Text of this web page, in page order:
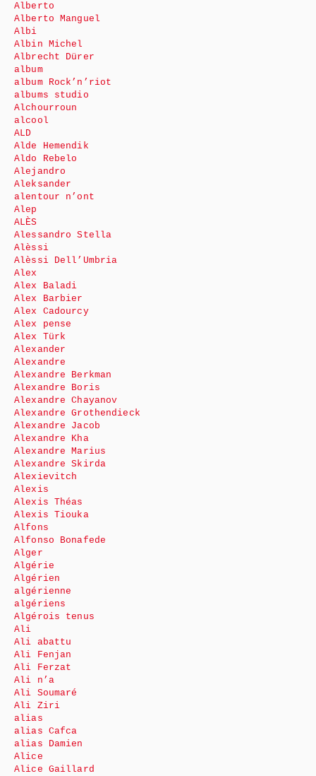
Alberto
Alberto Manguel
Albi
Albin Michel
Albrecht Dürer
album
album Rock’n’riot
albums studio
Alchourroun
alcool
ALD
Alde Hemendik
Aldo Rebelo
Alejandro
Aleksander
alentour n’ont
Alep
ALÈS
Alessandro Stella
Alèssi
Alèssi Dell’Umbria
Alex
Alex Baladi
Alex Barbier
Alex Cadourcy
Alex pense
Alex Türk
Alexander
Alexandre
Alexandre Berkman
Alexandre Boris
Alexandre Chayanov
Alexandre Grothendieck
Alexandre Jacob
Alexandre Kha
Alexandre Marius
Alexandre Skirda
Alexievitch
Alexis
Alexis Théas
Alexis Tiouka
Alfons
Alfonso Bonafede
Alger
Algérie
Algérien
algérienne
algériens
Algérois tenus
Ali
Ali abattu
Ali Fenjan
Ali Ferzat
Ali n’a
Ali Soumaré
Ali Ziri
alias
alias Cafca
alias Damien
Alice
Alice Gaillard